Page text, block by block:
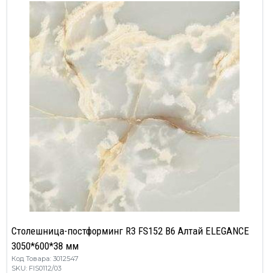
Столешница-постформинг R3 FS152 B6 Алтай ELEGANCE
3050*600*38 мм
Код Товара: 3012547
SKU: FIS0112/03